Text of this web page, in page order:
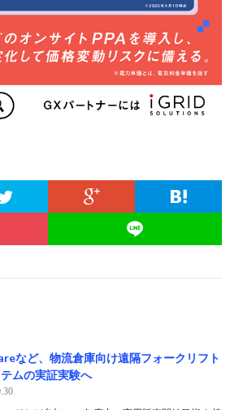
など、物流倉庫向け遠隔フォークリフト
ムの実証実験へ